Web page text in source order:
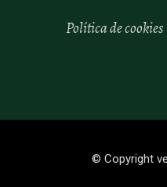
Política de cookies
© Copyright